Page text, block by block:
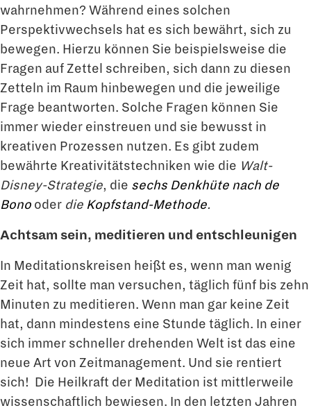
wahrnehmen? Während eines solchen
Perspektivwechsels hat es sich bewährt, sich zu
bewegen. Hierzu können Sie beispielsweise die
Fragen auf Zettel schreiben, sich dann zu diesen
Zetteln im Raum hinbewegen und die jeweilige
Frage beantworten. Solche Fragen können Sie
immer wieder einstreuen und sie bewusst in
kreativen Prozessen nutzen. Es gibt zudem
bewährte Kreativitätstechniken wie die Walt-
Disney-Strategie, die sechs Denkhüte nach de
Bono oder die Kopfstand-Methode.
Achtsam sein, meditieren und entschleunigen
In Meditationskreisen heißt es, wenn man wenig
Zeit hat, sollte man versuchen, täglich fünf bis zehn
Minuten zu meditieren. Wenn man gar keine Zeit
hat, dann mindestens eine Stunde täglich. In einer
sich immer schneller drehenden Welt ist das eine
neue Art von Zeitmanagement. Und sie rentiert
sich! Die Heilkraft der Meditation ist mittlerweile
wissenschaftlich bewiesen. In den letzten Jahren